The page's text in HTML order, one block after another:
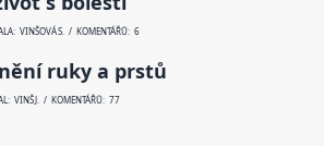
VINŠOVÁ S. / KOMENTÁŘŮ: 6
ruky a prstů
VINŠ J. / KOMENTÁŘŮ: 77